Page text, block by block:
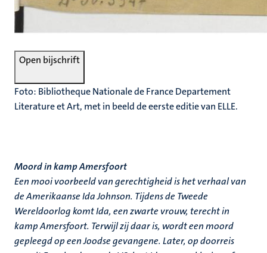
Open bijschrift
Foto: Bibliotheque Nationale de France Departement
Literature et Art, met in beeld de eerste editie van ELLE.
Moord in kamp Amersfoort
Een mooi voorbeeld van gerechtigheid is het verhaal van
de Amerikaanse Ida Johnson. Tijdens de Tweede
Wereldoorlog komt Ida, een zwarte vrouw, terecht in
kamp Amersfoort. Terwijl zij daar is, wordt een moord
gepleegd op een Joodse gevangene. Later, op doorreis